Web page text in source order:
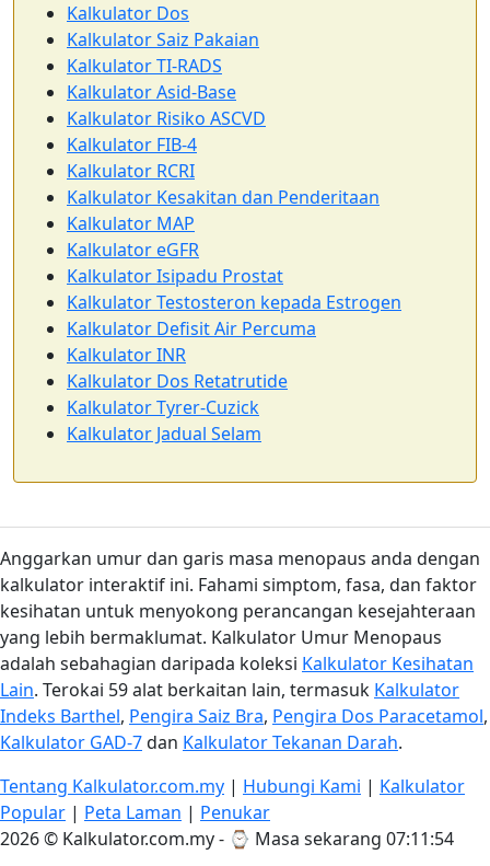
Kalkulator Dos
Kalkulator Saiz Pakaian
Kalkulator TI-RADS
Kalkulator Asid-Base
Kalkulator Risiko ASCVD
Kalkulator FIB-4
Kalkulator RCRI
Kalkulator Kesakitan dan Penderitaan
Kalkulator MAP
Kalkulator eGFR
Kalkulator Isipadu Prostat
Kalkulator Testosteron kepada Estrogen
Kalkulator Defisit Air Percuma
Kalkulator INR
Kalkulator Dos Retatrutide
Kalkulator Tyrer-Cuzick
Kalkulator Jadual Selam
Anggarkan umur dan garis masa menopaus anda dengan
kalkulator interaktif ini. Fahami simptom, fasa, dan faktor
kesihatan untuk menyokong perancangan kesejahteraan
yang lebih bermaklumat. Kalkulator Umur Menopaus
adalah sebahagian daripada koleksi Kalkulator Kesihatan
Lain. Terokai 59 alat berkaitan lain, termasuk Kalkulator
Indeks Barthel, Pengira Saiz Bra, Pengira Dos Paracetamol,
Kalkulator GAD-7dan Kalkulator Tekanan Darah.
Tentang Kalkulator.com.my | Hubungi Kami | Kalkulator
Popular | Peta Laman | Penukar
2026 © Kalkulator.com.my - ⌚ Masa sekarang 07:11:54